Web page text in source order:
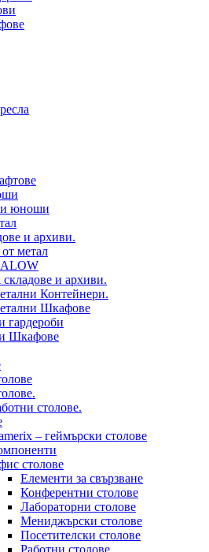
и юноши
и архиви.
метал
складове и архиви.
Контейнери.
Шкафове
гардероби
Шкафове
столове.
– геймърски столове
столове
Елементи за свързване
Конферентни столове
Лабораторни столове
Мениджърски столове
Посетителски столове
Работни столове